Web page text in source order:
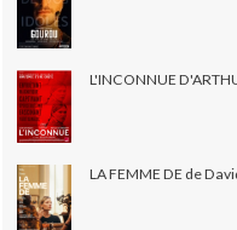
L'INCONNUE
LA FEMME DE de